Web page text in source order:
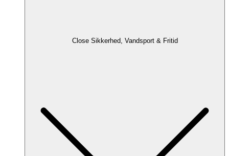
Close Sikkerhed, Vandsport & Fritid